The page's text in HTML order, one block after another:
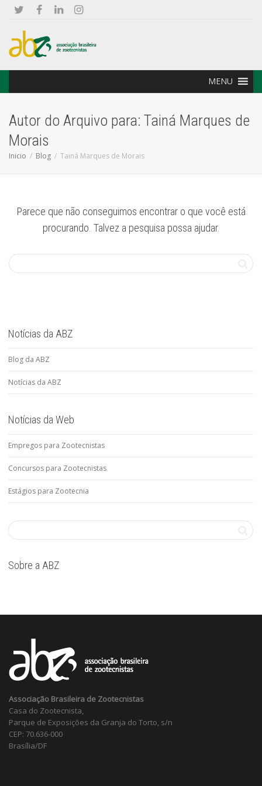
MENU
Autor do Arquivo para: Tainá Marques de
Morais
Inicio Blog Tainá Marques de Morais
Parece que não conseguimos encontrar o que você está
procurando. Talvez a pesquisa possa ajudar.
Notícias da ABZ
Blog da ABZ
Notícias da ABZ
Notícias da Web
Empregos para Zootecnistas
Concursos para Zootecnistas
Estágios para Zootecnia
Sobre a ABZ
Associação Brasileira de Zootecnistas
Casa do Zootecnista,
Parque de Exposições da Granja do Torto, s/n
CEP: 70.636-000
Brasília/DF